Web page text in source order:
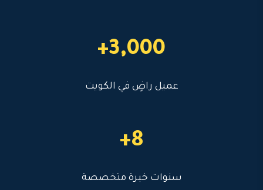
3,000+
عميل راضٍ في الكويت
8+
سنوات خبرة متخصصة